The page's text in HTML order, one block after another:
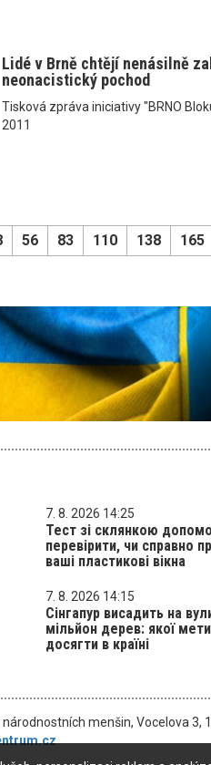
Lidé v Brně chtějí nenásilně
neonacistický pochod
Tisková zpráva iniciativy "BRNO
2011
56 83 110 138 165
7. 8. 2026 14:25
Тест зі склянкою
перевірити, чи справно
ваші пластикові вікна
7. 8. 2026 14:15
Сінгапур висадить на
мільйон дерев: якої
досягти в країні
menšin, Vocelova 3,